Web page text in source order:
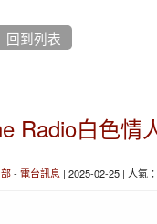
回到列表
Radio白色情
- 電台訊息 | 2025-02-25 | 人氣